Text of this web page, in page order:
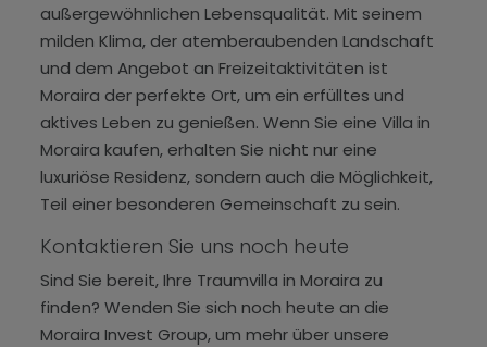
außergewöhnlichen Lebensqualität. Mit seinem
milden Klima, der atemberaubenden Landschaft
und dem Angebot an Freizeitaktivitäten ist
Moraira der perfekte Ort, um ein erfülltes und
aktives Leben zu genießen. Wenn Sie eine Villa in
Moraira kaufen, erhalten Sie nicht nur eine
luxuriöse Residenz, sondern auch die Möglichkeit,
Teil einer besonderen Gemeinschaft zu sein.
Kontaktieren Sie uns noch heute
Sind Sie bereit, Ihre Traumvilla in Moraira zu
finden? Wenden Sie sich noch heute an die
Moraira Invest Group, um mehr über unsere